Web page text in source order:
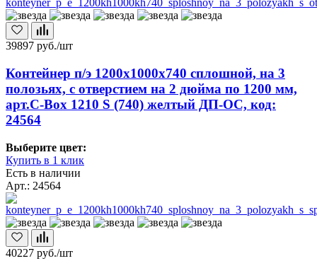
39897 руб./шт
Контейнер п/э 1200х1000х740 сплошной, на 3
полозьях, с отверстием на 2 дюйма по 1200 мм,
арт.C-Box 1210 S (740) желтый ДП-ОС, код:
24564
Выберите цвет:
Купить в 1 клик
Есть в наличии
Арт.: 24564
40227 руб./шт